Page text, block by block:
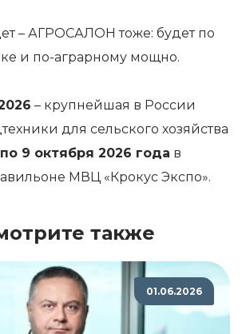
– АГРОСАЛОН тоже: будет по
и по-аграрному мощно.
– крупнейшая в России
для сельского хозяйства
9 октября 2026 года в
МВЦ «Крокус Экспо».
также
01.06.2026